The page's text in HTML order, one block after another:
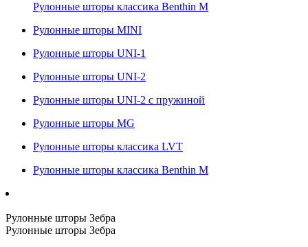
Рулонные шторы классика Benthin M
Рулонные шторы MINI
Рулонные шторы UNI-1
Рулонные шторы UNI-2
Рулонные шторы UNI-2 с пружиной
Рулонные шторы MG
Рулонные шторы классика LVT
Рулонные шторы классика Benthin M
Рулонные шторы Зебра
Рулонные шторы Зебра